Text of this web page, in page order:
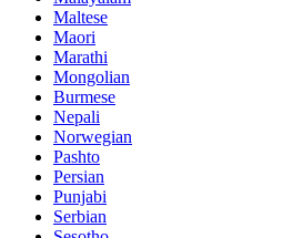
Maltese
Maori
Marathi
Mongolian
Burmese
Nepali
Norwegian
Pashto
Persian
Punjabi
Serbian